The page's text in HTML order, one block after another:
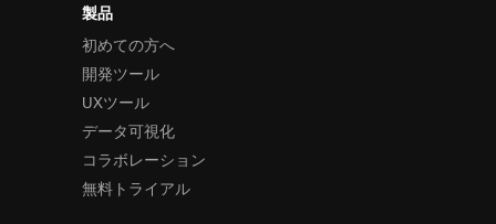
製品
初めての方へ
開発ツール
UXツール
データ可視化
コラボレーション
無料トライアル